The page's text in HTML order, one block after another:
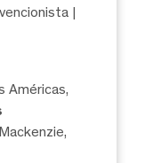
|
Américas,